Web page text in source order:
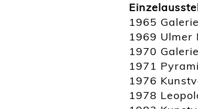
1965
1969 Ulmer
1970
1971
1976
1978